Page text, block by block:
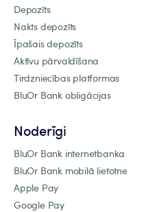
Depozīts
Nakts depozīts
Īpašais depozīts
Aktīvu pārvaldīšana
Tirdzniecības platformas
BluOr Bank obligācijas
Noderīgi
BluOr Bank internetbanka
BluOr Bank mobilā lietotne
Apple Pay
Google Pay